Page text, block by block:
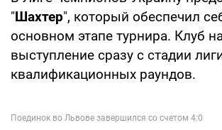
"Шахтер", который обеспечил
основном этапе турнира. Клуб
выступление сразу с стадии
квалификационных раундов.